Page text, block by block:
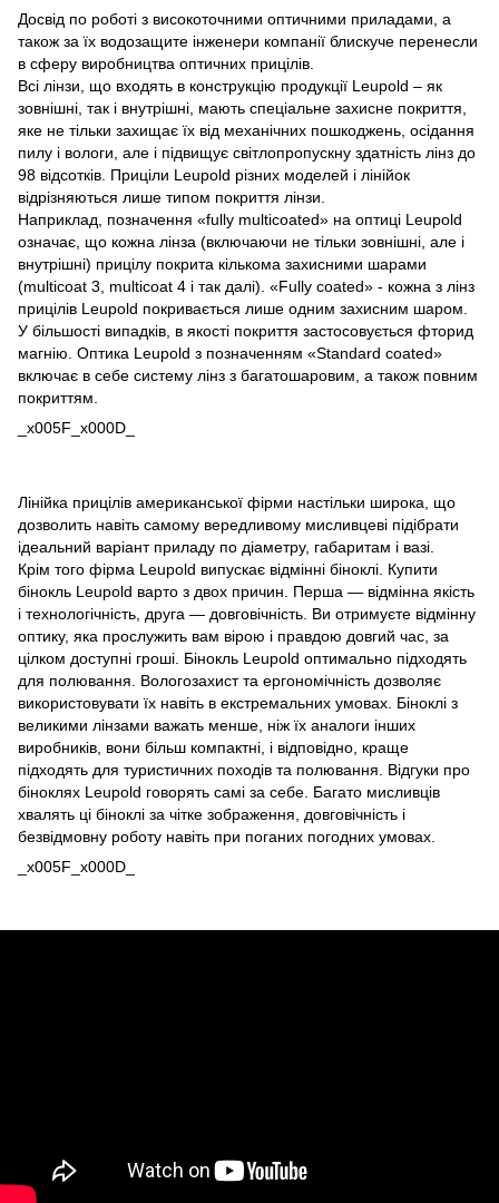
Досвід по роботі з високоточними оптичними приладами, а
також за їх водозащите інженери компанії блискуче перенесли
в сферу виробництва оптичних прицілів.
Всі лінзи, що входять в конструкцію продукції Leupold – як
зовнішні, так і внутрішні, мають спеціальне захисне покриття,
яке не тільки захищає їх від механічних пошкоджень, осідання
пилу і вологи, але і підвищує світлопропускну здатність лінз до
98 відсотків. Приціли Leupold різних моделей і лінійок
відрізняються лише типом покриття лінзи.
Наприклад, позначення «fully multicoated» на оптиці Leupold
означає, що кожна лінза (включаючи не тільки зовнішні, але і
внутрішні) прицілу покрита кількома захисними шарами
(multicoat 3, multicoat 4 і так далі). «Fully coated» - кожна з лінз
прицілів Leupold покривається лише одним захисним шаром.
У більшості випадків, в якості покриття застосовується фторид
магнію. Оптика Leupold з позначенням «Standard coated»
включає в себе систему лінз з багатошаровим, а також повним
покриттям.
_x005F_x000D_
Лінійка прицілів американської фірми настільки широка, що
дозволить навіть самому вередливому мисливцеві підібрати
ідеальний варіант приладу по діаметру, габаритам і вазі.
Крім того фірма Leupold випускає відмінні біноклі. Купити
бінокль Leupold варто з двох причин. Перша — відмінна якість
і технологічність, друга — довговічність. Ви отримуєте відмінну
оптику, яка прослужить вам вірою і правдою довгий час, за
цілком доступні гроші. Бінокль Leupold оптимально підходять
для полювання. Вологозахист та ергономічність дозволяє
використовувати їх навіть в екстремальних умовах. Біноклі з
великими лінзами важать менше, ніж їх аналоги інших
виробників, вони більш компактні, і відповідно, краще
підходять для туристичних походів та полювання. Відгуки про
біноклях Leupold говорять самі за себе. Багато мисливців
хвалять ці біноклі за чітке зображення, довговічність і
безвідмовну роботу навіть при поганих погодних умовах.
_x005F_x000D_